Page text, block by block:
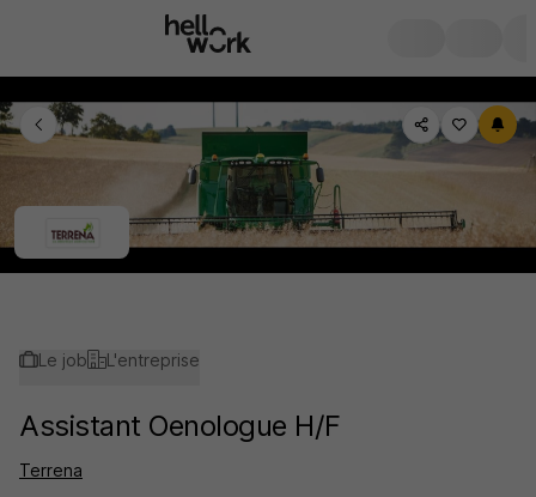
Le job L'entreprise
Assistant Oenologue H/F
Terrena